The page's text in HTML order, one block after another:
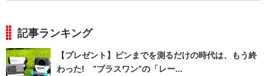
記事ランキング
【プレゼント】ピンまでを測るだけの時代は、もう終
わった! “プラスワン”の「レー...